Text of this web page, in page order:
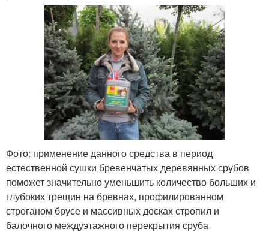
Фото: применение данного средства в период
естественной сушки бревенчатых деревянных срубов
поможет значительно уменьшить количество больших и
глубоких трещин на бревнах, профилированном
строганом брусе и массивных досках стропил и
балочного междуэтажного перекрытия сруба